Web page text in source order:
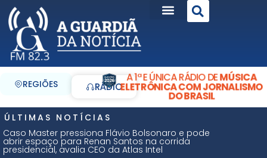
REGIÕES RÁDIO
A 1ª E ÚNICA RÁDIO DEMÚSICA
ELETRÔNICA COM JORNALISMO
DO BRASIL
ÚLTIMAS NOTÍCIAS
Caso Master pressiona Flávio Bolsonaro e pode
abrir espaço para Renan Santos na corrida
presidencial, avalia CEO da Atlas Intel